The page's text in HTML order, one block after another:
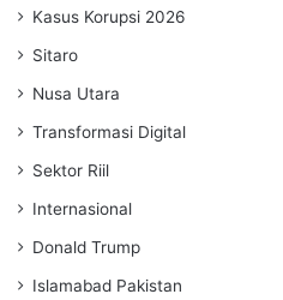
Kasus Korupsi 2026
Sitaro
Nusa Utara
Transformasi Digital
Sektor Riil
Internasional
Donald Trump
Islamabad Pakistan